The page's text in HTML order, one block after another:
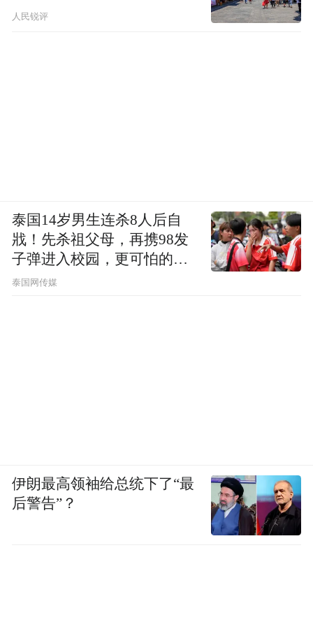
人民锐评
泰国14岁男生连杀8人后自
戕！先杀祖父母，再携98发
子弹进入校园，更可怕的细
节公布了
泰国网传媒
伊朗最高领袖给总统下了“最
后警告”？